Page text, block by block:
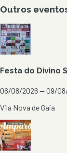
Outros
Festa do Divino
06/08/2026 — 09/
Vila Nova de Gaia